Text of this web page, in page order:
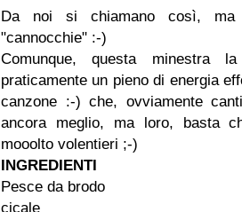
Da noi si chiamano così,
"cannocchie" :-)
Comunque, questa minestra
praticamente un pieno di energia
canzone :-) che, ovviamente
ancora meglio, ma loro, basta
mooolto volentieri ;-)
INGREDIENTI
Pesce da brodo
cicale